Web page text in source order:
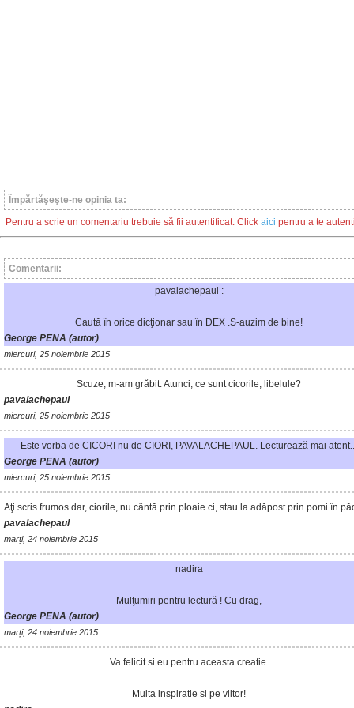
Împărtăşeşte-ne opinia ta:
Pentru a scrie un comentariu trebuie să fii autentificat. Click aici pentru a te
Comentarii:
pavalachepaul :
Caută în orice dicţionar sau în DEX .S-auzim de bine!
George PENA (autor)
miercuri, 25 noiembrie 2015
Scuze, m-am grăbit. Atunci, ce sunt cicorile, libelule?
pavalachepaul
miercuri, 25 noiembrie 2015
Este vorba de CICORI nu de CIORI, PAVALACHEPAUL. Lecturează mai
George PENA (autor)
miercuri, 25 noiembrie 2015
Aţi scris frumos dar, ciorile, nu cântă prin ploaie ci, stau la adăpost prin pomi în
pavalachepaul
marți, 24 noiembrie 2015
nadira
Mulţumiri pentru lectură ! Cu drag,
George PENA (autor)
marți, 24 noiembrie 2015
Va felicit si eu pentru aceasta creatie.
Multa inspiratie si pe viitor!